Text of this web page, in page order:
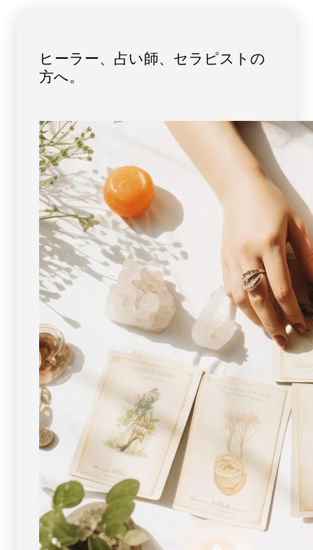
ペ
ン
ダ
ト
ト
ッ
プ
（18
金
ホ
ワ
イ
ト
ゴ
ー
ド）
No.26
画
像
現
物・
一
点
ワ
ー
ス
ン
プ
（18
金
ホ
ワ
イ
ト
ゴ
ド）
像
物・
一
点
物
]
パ
ワ
ー
ス
ヒーラー、占い師、セラピストの
方へ。